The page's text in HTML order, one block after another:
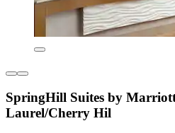
SpringHill Suites by
Laurel/Cherry Hil